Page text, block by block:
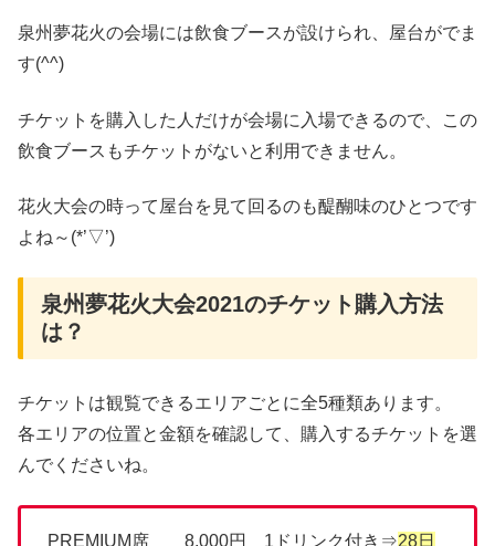
泉州夢花火の会場には飲食ブースが設けられ、屋台がでま
す(^^)
チケットを購入した人だけが会場に入場できるので、この
飲食ブースもチケットがないと利用できません。
花火大会の時って屋台を見て回るのも醍醐味のひとつです
よね～(*’▽’)
泉州夢花火大会2021のチケット購入方法
は？
チケットは観覧できるエリアごとに全5種類あります。
各エリアの位置と金額を確認して、購入するチケットを選
んでくださいね。
PREMIUM席 8,000円 1ドリンク付き⇒28日